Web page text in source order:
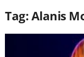
Tag: Alanis